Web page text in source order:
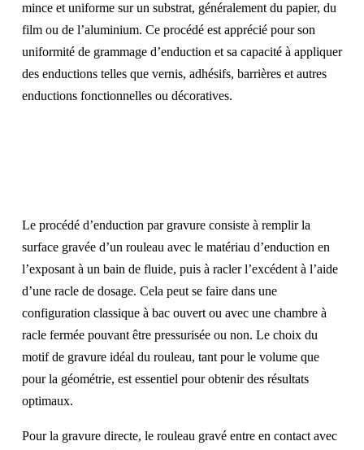
mince et uniforme sur un substrat, généralement du papier, du
film ou de l’aluminium. Ce procédé est apprécié pour son
uniformité de grammage d’enduction et sa capacité à appliquer
des enductions telles que vernis, adhésifs, barrières et autres
enductions fonctionnelles ou décoratives.
Le procédé d’enduction par gravure consiste à remplir la
surface gravée d’un rouleau avec le matériau d’enduction en
l’exposant à un bain de fluide, puis à racler l’excédent à l’aide
d’une racle de dosage. Cela peut se faire dans une
configuration classique à bac ouvert ou avec une chambre à
racle fermée pouvant être pressurisée ou non. Le choix du
motif de gravure idéal du rouleau, tant pour le volume que
pour la géométrie, est essentiel pour obtenir des résultats
optimaux.
Pour la gravure directe, le rouleau gravé entre en contact avec